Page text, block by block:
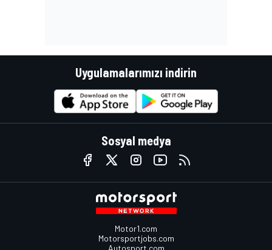
Uygulamalarımızı indirin
Sosyal medya
Motor1.com
Motorsportjobs.com